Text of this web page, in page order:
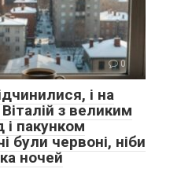
0
і на
з великим
пакунком
були червоні, ніби
ночей